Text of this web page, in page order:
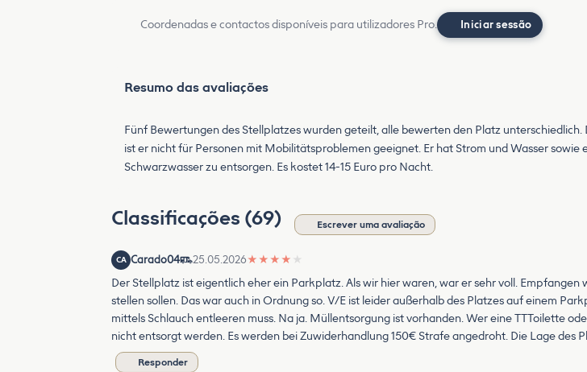
Coordenadas e contactos disponíveis para utilizadores Pro. Iniciar sessão
Resumo das avaliações
Fünf Bewertungen des Stellplatzes wurden geteilt, alle bewerten den Platz
ist er nicht für Personen mit Mobilitätsproblemen geeignet. Er hat Strom und Wasser
Schwarzwasser zu entsorgen. Es kostet 14-15 Euro pro Nacht.
Classificações (69) Escrever uma avaliação
CA Carado04 25.05.2026★ ★ ★ ★ ★
Der Stellplatz ist eigentlich eher ein Parkplatz. Als wir hier waren, war er sehr voll.
stellen sollen. Das war auch in Ordnung so. V/E ist leider außerhalb des Platzes auf einem
mittels Schlauch entleeren muss. Na ja. Müllentsorgung ist vorhanden. Wer eine TTToilette
nicht entsorgt werden. Es werden bei Zuwiderhandlung 150€ Strafe angedroht. Die Lage des
Responder